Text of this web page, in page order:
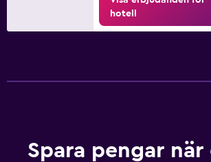
hotell
Spara pengar när